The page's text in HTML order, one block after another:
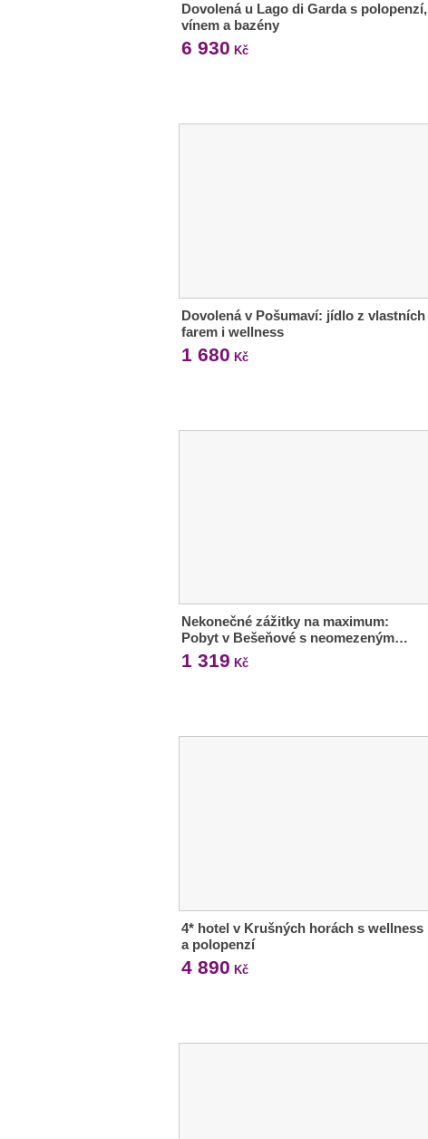
Dovolená u Lago di Garda s polopenzí,
vínem a bazény
6 930 Kč
Dovolená v Pošumaví: jídlo z vlastních
farem i wellness
1 680 Kč
Nekonečné zážitky na maximum:
Pobyt v Bešeňové s neomezeným…
1 319 Kč
4* hotel v Krušných horách s wellness
a polopenzí
4 890 Kč